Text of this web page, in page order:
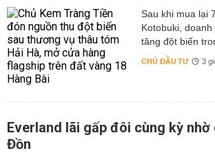
Sau khi mua lại
Kotobuki,
tăng đột biến
CHỦ ĐẦU TƯ 3
Everland lãi gấp đôi cùng kỳ nhờ
Đồn